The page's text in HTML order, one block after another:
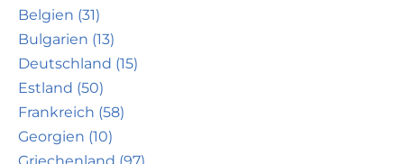
Belgien (31)
Bulgarien (13)
Deutschland (15)
Estland (50)
Frankreich (58)
Georgien (10)
Griechenland (97)